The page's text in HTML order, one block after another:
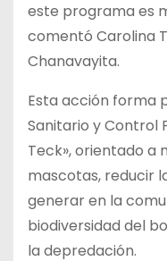
este programa es
comentó Carolina
Chanavayita.
Esta acción forma
Sanitario y Control
Teck», orientado a
mascotas, reducir
generar en la
biodiversidad del
la depredación.